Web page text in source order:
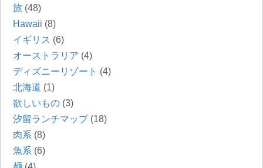
旅 (48)
Hawaii (8)
イギリス (6)
オーストラリア (4)
ディズニーリゾート (4)
北海道 (1)
欲しいもの (3)
汐留ランチマップ (18)
肉系 (8)
魚系 (6)